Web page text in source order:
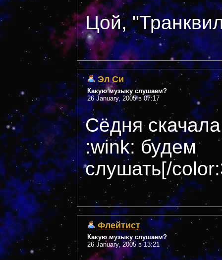
Цой,
Эл Си
Какую музыку слушаем?
26 January, 2005 в 07:17
Сёдня
:wink: будем
слушать[/
Флейтист
Какую музыку слушаем?
26 January, 2005 в 13:21